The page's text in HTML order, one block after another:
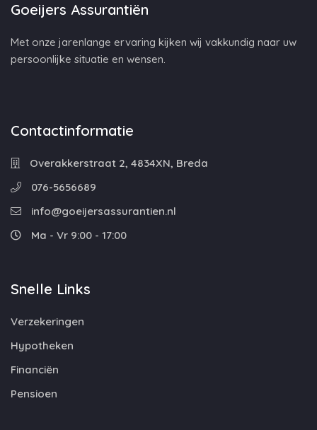
Goeijers Assurantiën
Met onze jarenlange ervaring kijken wij vakkundig naar uw
persoonlijke situatie en wensen.
Contactinformatie
Overakkerstraat 2, 4834XN, Breda
076-5656689
info@goeijersassurantien.nl
Ma - Vr 9:00 - 17:00
Snelle Links
Verzekeringen
Hypotheken
Financiën
Pensioen